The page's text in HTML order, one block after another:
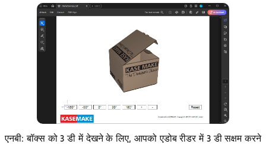
एनबी: बॉक्स को 3 डी में देखने के लिए, आपको एडोब रीडर में 3 डी सक्षम करने